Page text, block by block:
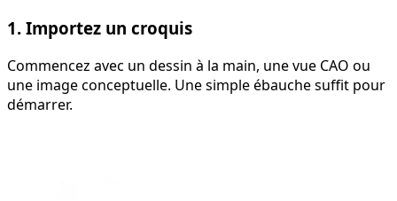
1. Importez un croquis
Commencez avec un dessin à la main, une vue CAO ou
une image conceptuelle. Une simple ébauche suffit pour
démarrer.